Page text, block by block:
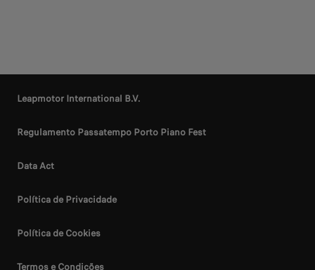
Leapmotor International B.V.
Regulamento Passatempo Porto Piano Fest
Data Act
Política de Privacidade
Política de Cookies
Termos e Condições